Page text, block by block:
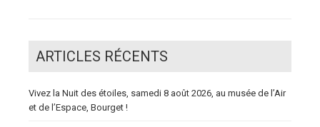
ARTICLES RÉCENTS
Vivez la Nuit des étoiles, samedi 8 août 2026, au musée de l’Air
et de l’Espace, Bourget !